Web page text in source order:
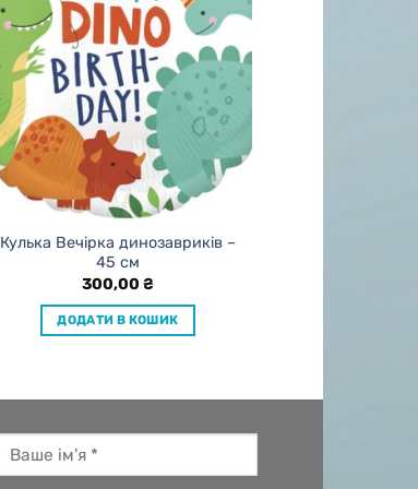
Кулька Вечірка динозавриків –
45 см
300,00 ₴
ДОДАТИ В КОШИК